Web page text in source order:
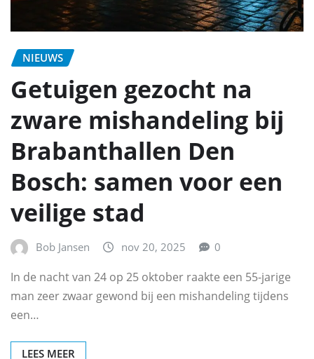
NIEUWS
Getuigen gezocht na
zware mishandeling bij
Brabanthallen Den
Bosch: samen voor een
veilige stad
Bob Jansen nov 20, 2025 0
In de nacht van 24 op 25 oktober raakte een 55-jarige
man zeer zwaar gewond bij een mishandeling tijdens
een…
LEES MEER